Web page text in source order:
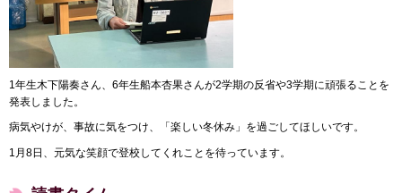
1年生木下陽奏さん、6年生船本杏果さんが2学期の反省や3学期に頑張ることを
発表しました。
病気やけが、事故に気をつけ、「楽しい冬休み」を過ごしてほしいです。
1月8日、元気な笑顔で登校してくれことを待っています。